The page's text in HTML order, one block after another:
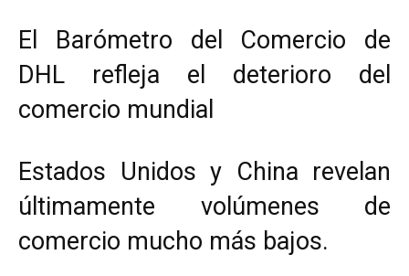
El Barómetro del Comercio de
DHL refleja el deterioro del
comercio mundial
Estados Unidos y China revelan
últimamente volúmenes de
comercio mucho más bajos.